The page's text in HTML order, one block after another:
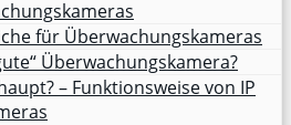
für Überwachungskameras
Überwachungskamera?
– Funktionsweise von IP